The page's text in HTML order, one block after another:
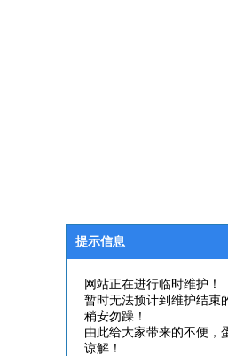
提示信息
网站正在进行临时维护！
暂时无法预计到维护结束
稍安勿躁！
由此给大家带来的不便，
谅解！